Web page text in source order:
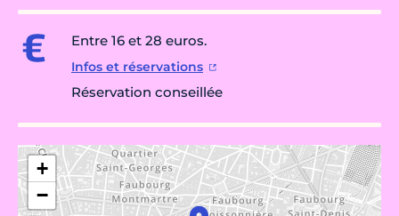
Entre 16 et 28 euros.
Infos et réservations
Réservation conseillée
+
−